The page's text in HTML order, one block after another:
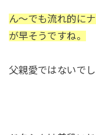
ん～でも流れ的に
が早そうですね。
父親愛ではないで